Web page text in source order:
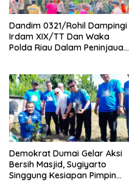
Dandim 0321/Rohil Dampingi
Irdam XIX/TT Dan Waka
Polda Riau Dalam Peninjauan
Demokrat Dumai Gelar Aksi
Bersih Masjid, Sugiyarto
Singgung Kesiapan Pimpin